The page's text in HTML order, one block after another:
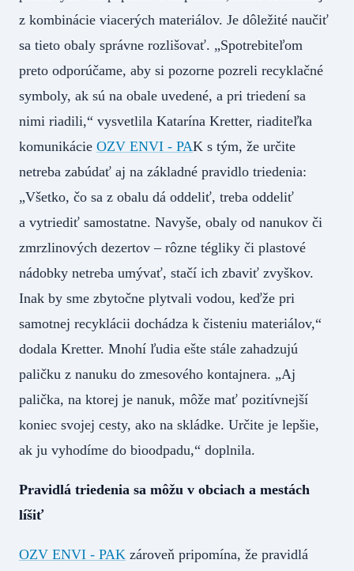
z kombinácie viacerých materiálov. Je dôležité naučiť
sa tieto obaly správne rozlišovať. „Spotrebiteľom
preto odporúčame, aby si pozorne pozreli recyklačné
symboly, ak sú na obale uvedené, a pri triedení sa
nimi riadili,“ vysvetlila Katarína Kretter, riaditeľka
komunikácie OZV ENVI - PAK s tým, že určite
netreba zabúdať aj na základné pravidlo triedenia:
„Všetko, čo sa z obalu dá oddeliť, treba oddeliť
a vytriediť samostatne. Navyše, obaly od nanukov či
zmrzlinových dezertov – rôzne tégliky či plastové
nádobky netreba umývať, stačí ich zbaviť zvyškov.
Inak by sme zbytočne plytvali vodou, keďže pri
samotnej recyklácii dochádza k čisteniu materiálov,“
dodala Kretter. Mnohí ľudia ešte stále zahadzujú
paličku z nanuku do zmesového kontajnera. „Aj
palička, na ktorej je nanuk, môže mať pozitívnejší
koniec svojej cesty, ako na skládke. Určite je lepšie,
ak ju vyhodíme do bioodpadu,“ doplnila.
Pravidlá triedenia sa môžu v obciach a mestách
líšiť
OZV ENVI - PAK zároveň pripomína, že pravidlá